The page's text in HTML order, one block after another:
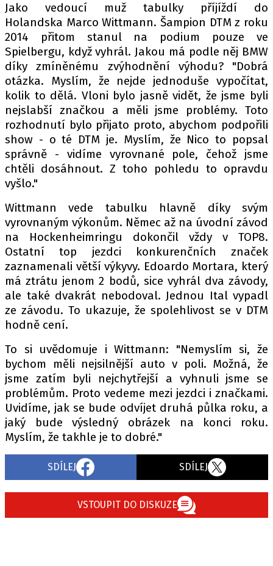
Provozovatelem serveru autoroad.cz je
INCORP MEDIA GROUP s.r.o., IČ: 118 23 054
Jako vedoucí muž tabulky příjíždí do
Holandska Marco Wittmann. Šampion DTM z roku
2014 přitom stanul na podium pouze ve
Spielbergu, když vyhrál. Jakou má podle něj BMW
díky zmíněnému zvýhodnění výhodu? "Dobrá
otázka. Myslím, že nejde jednoduše vypočítat,
kolik to dělá. Vloni bylo jasně vidět, že jsme byli
nejslabší značkou a měli jsme problémy. Toto
rozhodnutí bylo přijato proto, abychom podpořili
show - o té DTM je. Myslím, že Nico to popsal
správně - vidíme vyrovnané pole, čehož jsme
chtěli dosáhnout. Z toho pohledu to opravdu
vyšlo."
Wittmann vede tabulku hlavně díky svým
vyrovnaným výkonům. Němec až na úvodní závod
na Hockenheimringu dokončil vždy v TOP8.
Ostatní top jezdci konkurenčních značek
zaznamenali větší výkyvy. Edoardo Mortara, který
má ztrátu jenom 2 bodů, sice vyhrál dva závody,
ale také dvakrát nebodoval. Jednou Ital vypadl
ze závodu. To ukazuje, že spolehlivost se v DTM
hodně cení.
To si uvědomuje i Wittmann: "Nemyslím si, že
bychom měli nejsilnější auto v poli. Možná, že
jsme zatím byli nejchytřejší a vyhnuli jsme se
problémům. Proto vedeme mezi jezdci i značkami.
Uvidíme, jak se bude odvíjet druhá půlka roku, a
jaký bude výsledný obrázek na konci roku.
Myslím, že takhle je to dobré."
SDÍLEJ SDÍLEJ
VSTOUPIT DO DISKUZE